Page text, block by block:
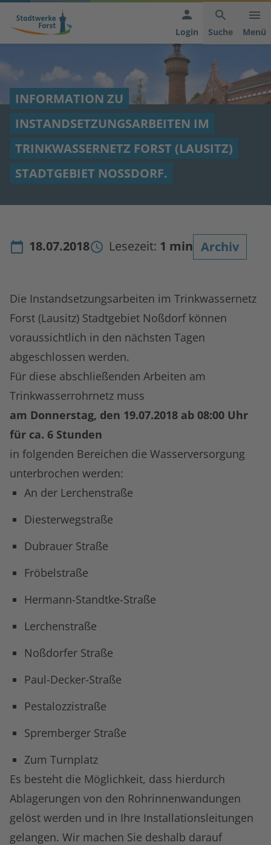
Hauptnavigation
anspringen
Inhaltsbereich
der
anspringen
Footer
anspringen
Login Suche Menü
INFORMATION ZU
INSTANDSETZUNGSARBEITEN IM
TRINKWASSERNETZ FORST (LAUSITZ)
STADTGEBIET NOSSDORF.
18.07.2018 Lesezeit: 1 min Archiv
Die Instandsetzungsarbeiten im Trinkwassernetz
Forst (Lausitz) Stadtgebiet Noßdorf können
voraussichtlich in den nächsten Tagen
abgeschlossen werden.
Für diese abschließenden Arbeiten am
Trinkwasserrohrnetz muss
am Donnerstag, den 19.07.2018 ab 08:00 Uhr
für ca. 6 Stunden
in folgenden Bereichen die Wasserversorgung
unterbrochen werden:
An der Lerchenstraße
Diesterwegstraße
Dubrauer Straße
Fröbelstraße
Hermann-Standtke-Straße
Lerchenstraße
Noßdorfer Straße
Paul-Decker-Straße
Pestalozzistraße
Spremberger Straße
Zum Turnplatz
Es besteht die Möglichkeit, dass hierdurch
Ablagerungen von den Rohrinnenwandungen
gelöst werden und in Ihre Installationsleitungen
gelangen. Wir machen Sie deshalb darauf